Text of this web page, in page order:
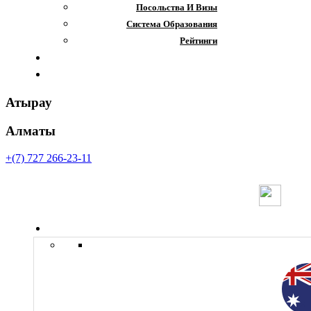
Посольства И Визы
Система Образования
Рейтинги
Атырау
Алматы
+(7) 727 266-23-11